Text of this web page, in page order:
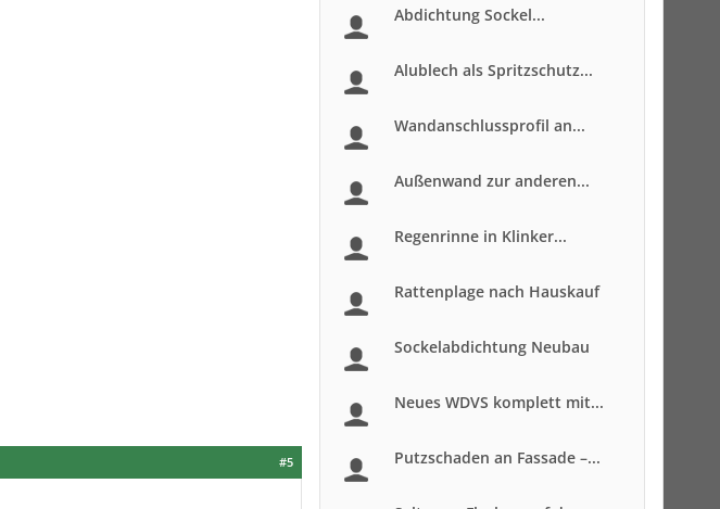
#5
Abdichtung Sockel...
Alublech als Spritzschutz...
Wandanschlussprofil an...
Außenwand zur anderen...
Regenrinne in Klinker...
Rattenplage nach Hauskauf
Sockelabdichtung Neubau
Neues WDVS komplett mit...
Putzschaden an Fassade –...